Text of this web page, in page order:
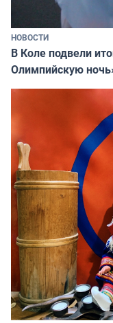
НОВОСТИ
В Коле подвели
Олимпийскую